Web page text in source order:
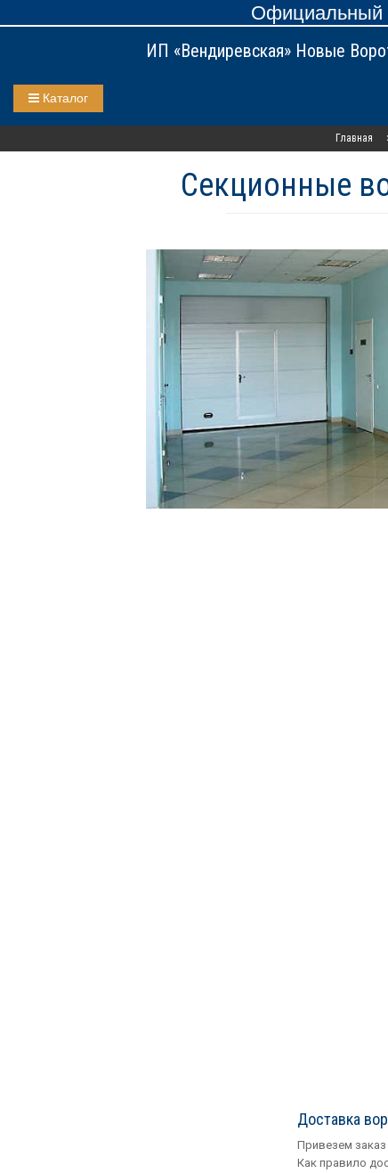
Официальный
ИП «Вендиревская» Новые
Каталог
Главная
Секционные
Доставка
Привезем
Как правило